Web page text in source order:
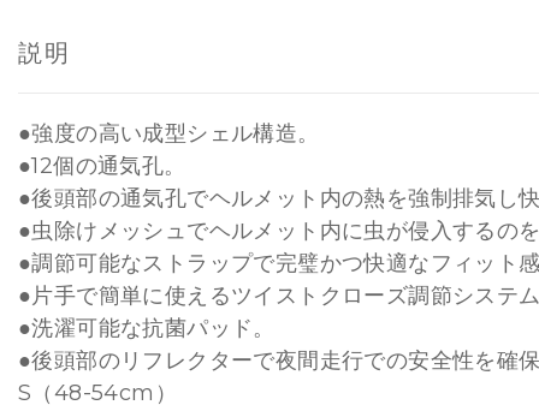
説明
●強度の高い成型シェル構造。
●12個の通気孔。
●後頭部の通気孔でヘルメット内の熱を強制排気し
●虫除けメッシュでヘルメット内に虫が侵入するの
●調節可能なストラップで完璧かつ快適なフィット
●片手で簡単に使えるツイストクローズ調節システ
●洗濯可能な抗菌パッド。
●後頭部のリフレクターで夜間走行での安全性を確
S（48-54cm）